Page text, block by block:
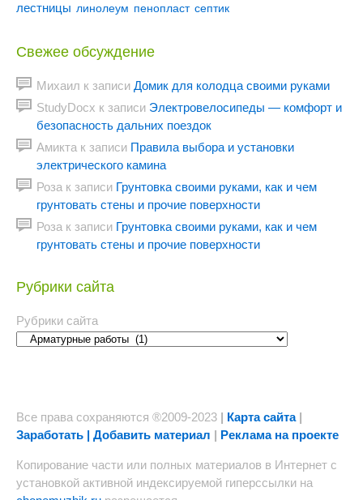
лестницы линолеум пенопласт септик
Свежее обсуждение
Михаил к записи Домик для колодца своими руками
StudyDocx к записи Электровелосипеды — комфорт и
безопасность дальних поездок
Амикта к записи Правила выбора и установки
электрического камина
Роза к записи Грунтовка своими руками, как и чем
грунтовать стены и прочие поверхности
Роза к записи Грунтовка своими руками, как и чем
грунтовать стены и прочие поверхности
Рубрики сайта
Рубрики сайта
Все права сохраняются ®2009-2023 | Карта сайта|
Заработать | Добавить материал | Реклама на проекте
Копирование части или полных материалов в Интернет с
установкой активной индексируемой гиперссылки на